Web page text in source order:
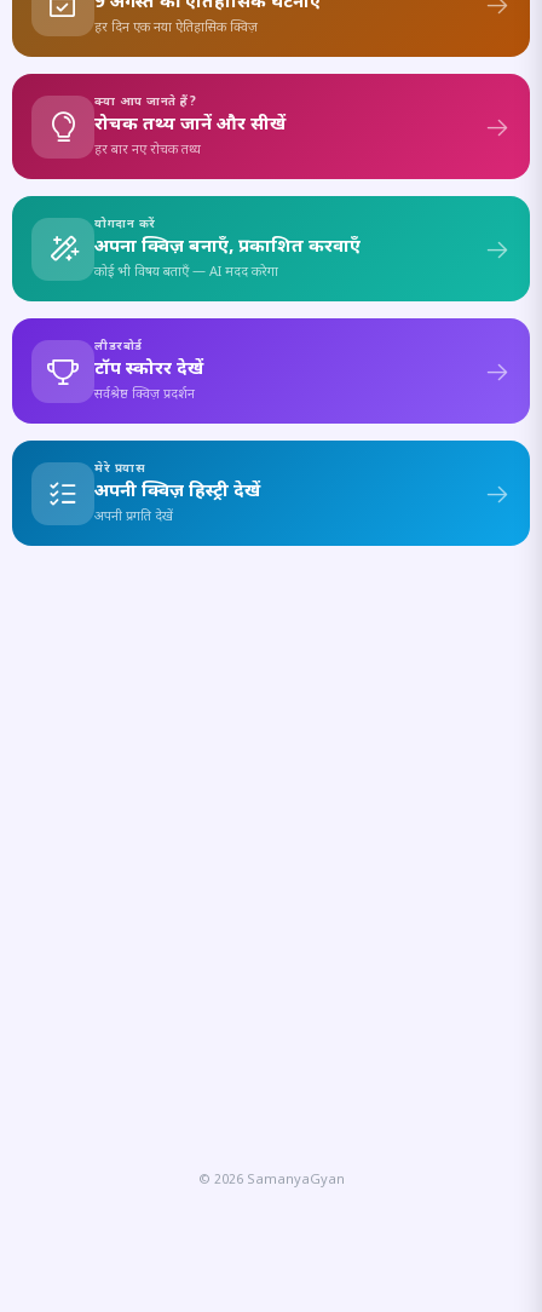
हर दिन एक नया ऐतिहासिक क्विज़
क्या आप जानते हैं?
रोचक तथ्य जानें और सीखें
हर बार नए रोचक तथ्य
योगदान करें
अपना क्विज़ बनाएँ, प्रकाशित करवाएँ
कोई भी विषय बताएँ — AI मदद करेगा
लीडरबोर्ड
टॉप स्कोरर देखें
सर्वश्रेष्ठ क्विज़ प्रदर्शन
मेरे प्रयास
अपनी क्विज़ हिस्ट्री देखें
अपनी प्रगति देखें
© 2026 SamanyaGyan